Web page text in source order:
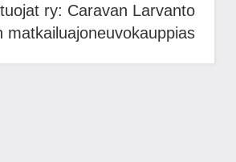
ry: Caravan Larvanto
matkailuajoneuvokauppias